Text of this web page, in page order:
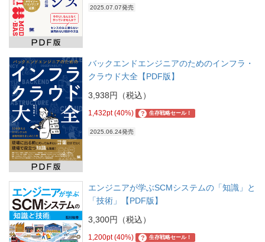
2025.07.07発売
バックエンドエンジニアのためのインフラ・
クラウド大全【PDF版】
3,938円（税込）
1,432pt (40%) ? 生存戦略セール！
2025.06.24発売
エンジニアが学ぶSCMシステムの「知識」と
「技術」【PDF版】
3,300円（税込）
1,200pt (40%) ? 生存戦略セール！